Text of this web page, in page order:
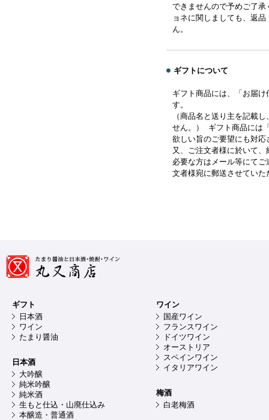
できませんので予めご了
ョネに関しましても、返
ん。
ギフトについて
ギフト商品には、「お届
す。
（商品名と送り主を記載
せん。） ギフト商品には
欲しい旨のご要望にも対応
又、ご注文者様に於いて
必要な方はメール等にて
文者様宛に郵送させていた
ギフト
日本酒
ワイン
たまり醤油
日本酒
大吟醸
純米吟醸
純米酒
生もと仕込・山廃仕込み
本醸造・普通酒
ワイン
国産ワイン
フランスワイン
ドイツワイン
オーストリア
スペインワイン
イタリアワイン
梅酒
白老梅酒